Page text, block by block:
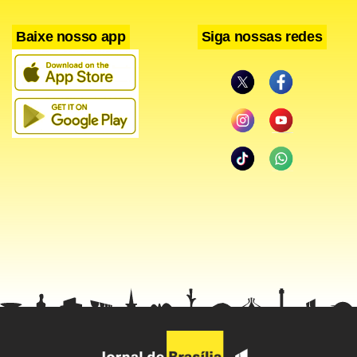
O pacto criará um marco de cooperação para organizar
visitas mútuas de delegações militares dos EUA e do Brasil,
colaborar em assuntos técnicos e realizar encontros entre
instituições de defesa, intercâmbios de estudantes e
instrutores e ainda treinamentos militares conjuntos.
Baixe nosso app Siga nossas redes